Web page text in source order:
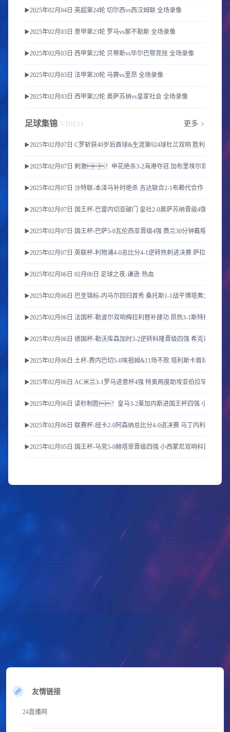
▶️2025年02月04日 英超第24轮 切尔西vs西汉姆联 全场录像
▶️2025年02月03日 意甲第23轮 罗马vs那不勒斯 全场录像
▶️2025年02月03日 西甲第22轮 贝蒂斯vs毕尔巴鄂竞技 全场录像
▶️2025年02月03日 法甲第20轮 马赛vs里昂 全场录像
▶️2025年02月03日 西甲第22轮 奥萨苏纳vs皇家社会 全场录像
足球集锦 VIDEO 更多
▶️2025年02月07日 C罗斩获40岁后首球&生涯第924球杜兰双响 胜利3-0费哈
▶️2025年02月07日 刺激！申花绝杀3-2海港夺冠 加布里埃尔双响于汉
▶️2025年02月07日 沙特联-本泽马补时绝杀 吉达联合2-1布赖代合作
▶️2025年02月07日 国王杯-巴雷内切亚破门 皇社2-0奥萨苏纳晋级4强
▶️2025年02月07日 国王杯-巴萨5-0瓦伦西亚晋级4强 费兰30分钟戴帽亚马尔
▶️2025年02月07日 英联杯-利物浦4-0总比分4-1逆转热刺进决赛 萨拉赫传射
▶️2025年02月06日 02月06日 足球之夜-谦逊·热血
▶️2025年02月06日 巴圣锦标-内马尔回归首秀 桑托斯1-1战平博塔弗戈SP
▶️2025年02月06日 法国杯-勒波尔双响梅拉利替补建功 昂热3-1斯特拉斯堡
▶️2025年02月06日 德国杯-勒沃库森加时3-2逆转科隆晋级四强 希克双响+常
▶️2025年02月06日 土杯-费内巴切5-0埃祖姆&11场不败 塔利斯卡首球恩内斯
▶️2025年02月06日 AC米兰3-1罗马进意杯4强 特奥两度助攻亚伯拉罕 菲利克
▶️2025年02月06日 读秒制胜！皇马3-2莱加内斯进国王杯四强 小将G-加
▶️2025年02月06日 联赛杯-纽卡2-0阿森纳总比分4-0进决赛 马丁内利伤退拉
▶️2025年02月05日 国王杯-马竞5-0赫塔菲晋级四强 小西蒙尼双响科雷亚传射
友情链接
24直播网